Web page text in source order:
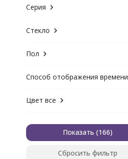
Серия
Стекло
Пол
Способ отображения времени
Цвет все
Показать
Сбросить фильтр